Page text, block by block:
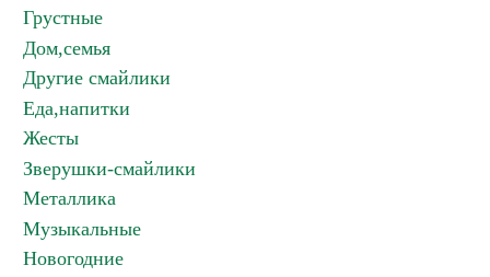
Грустные
Дом,семья
Другие смайлики
Еда,напитки
Жесты
Зверушки-смайлики
Металлика
Музыкальные
Новогодние